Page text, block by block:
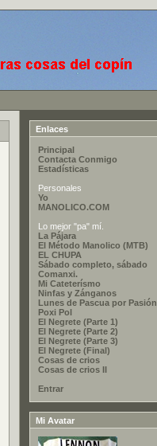
Enlaces
Principal
Contacta Conmigo
Estadísticas
Personales
Yo
MANOLICO.COM
Lo mejor "pa" mí.
La Pájara
El Método Manolico (MTB)
EL CHUPA
Sábado completo, sábado
Comanxi.
Mi Cateterísmo
Ninfas y Zánganos
Lunes de Pascua por Pasión
Poxi Pol
El Negrete (Parte 1)
El Negrete (Parte 2)
El Negrete (Parte 3)
El Negrete (Final)
Cosas de crios
Cosas de crios II
Entrar
Mi Avatar